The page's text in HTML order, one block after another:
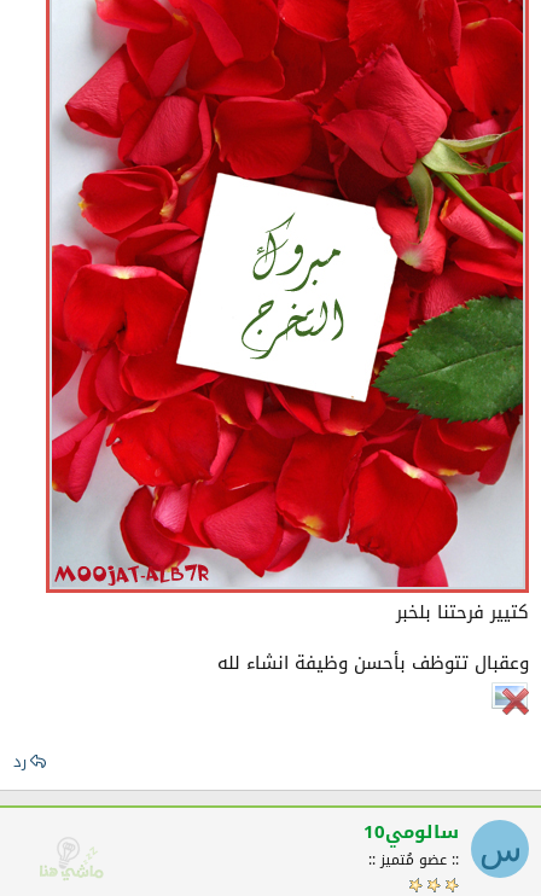
كتيير فرحتنا بلخبر
وعقبال تتوظف بأحسن وظيفة انشاء لله
رد
س سالومي10
:: عضو مُتميز ::